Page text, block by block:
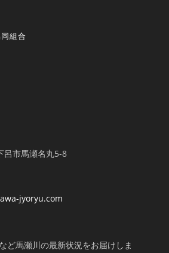
組合
呂市馬瀬名丸5-8
jyoryu.com
ど馬瀬川の最新状況をお届けしま